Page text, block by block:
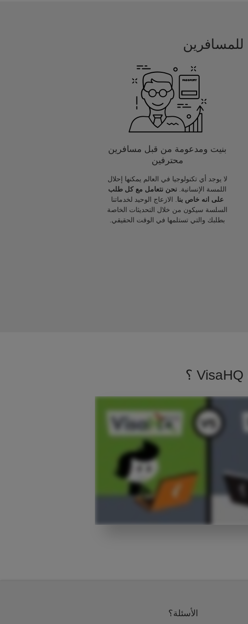
بنيت ومدعومة من قبل مسافرين
محترفين
لا يوجد أي تكنولوجيا في العالم يمكنها إحلال
اللمسة الإنسانية. نحن نتعامل مع كل طلب
على انه خاص بنا . الازعاج الوحيد لخدماتنا
السلسة سيكون من خلال التحديثات الخاصة
بطلبك والتي تستلمها في الوقت الحقيقي.
الأسئلة؟